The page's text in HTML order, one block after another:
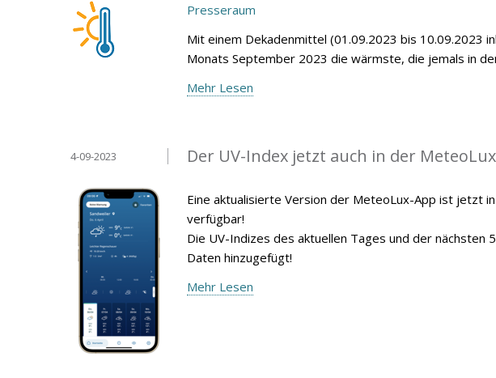
Presseraum
Mit einem Dekadenmittel (01.09.2023 bis 10.09.2023
Monats September 2023 die wärmste, die jemals in
Mehr Lesen
Der UV-Index jetzt auch in der
4-09-2023
Eine aktualisierte Version der MeteoLux-App ist jetzt
verfügbar!
Die UV-Indizes des aktuellen Tages und der nächsten
Daten hinzugefügt!
Mehr Lesen